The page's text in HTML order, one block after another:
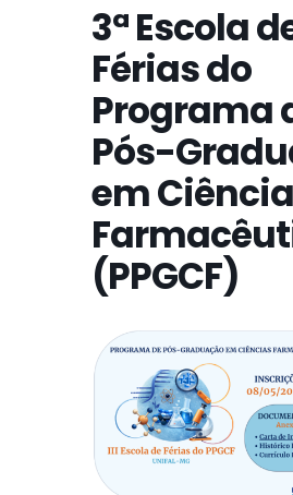
3ª Escola
Férias do
Programa
Pós-
em
(PPGCF)